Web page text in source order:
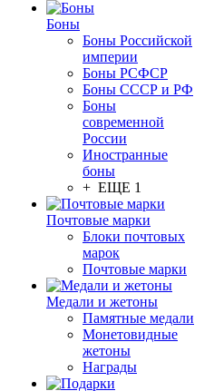
Боны
Боны Российской
империи
Боны РСФСР
Боны СССР и РФ
Боны
современной
России
Иностранные
боны
+ ЕЩЕ 1
Почтовые марки
Блоки почтовых
марок
Почтовые марки
Медали и жетоны
Памятные медали
Монетовидные
жетоны
Награды